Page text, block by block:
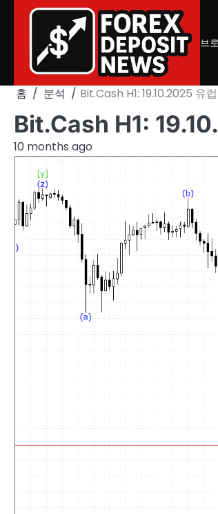
브
홈 분석 Bit.Cash H1: 19.10.2025 유
Bit.Cash H1:
10 months ago